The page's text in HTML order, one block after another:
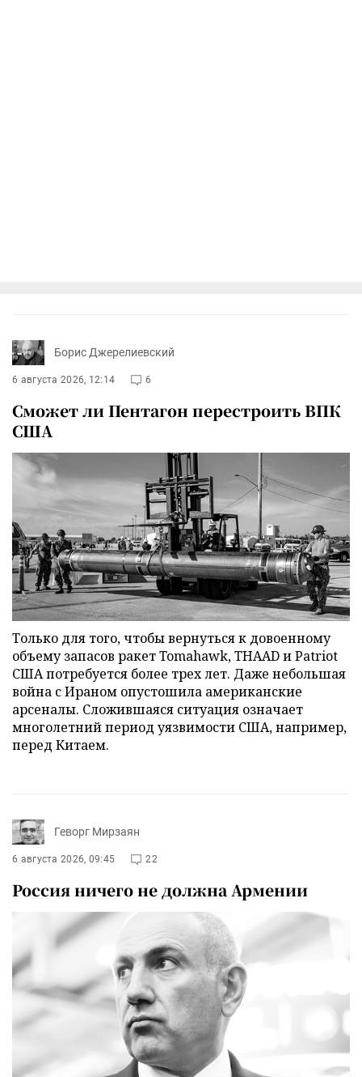
Борис Джерелиевский
6 августа 2026, 12:14 6
Сможет ли Пентагон перестроить ВПК
США
Только для того, чтобы вернуться к довоенному
объему запасов ракет Tomahawk, THAAD и Patriot
США потребуется более трех лет. Даже небольшая
война с Ираном опустошила американские
арсеналы. Сложившаяся ситуация означает
многолетний период уязвимости США, например,
перед Китаем.
Геворг Мирзаян
6 августа 2026, 09:45 22
Россия ничего не должна Армении